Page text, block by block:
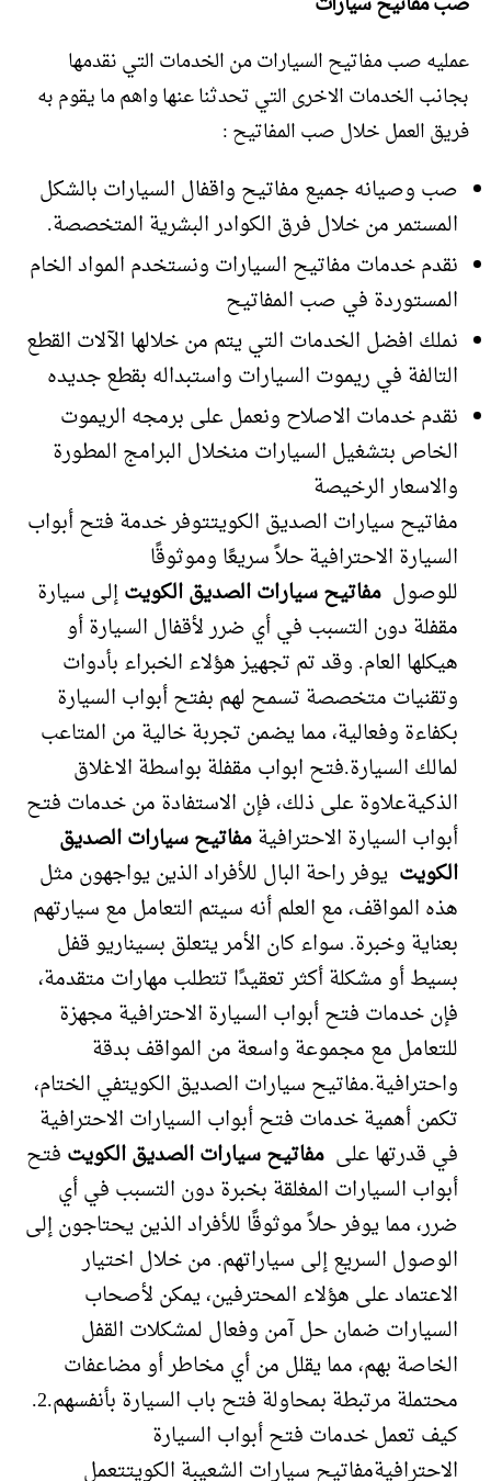
عمليه صب مفاتيح السيارات من الخدمات التي نقدمها
بجانب الخدمات الاخرى التي تحدثنا عنها واهم ما يقوم به
فريق العمل خلال صب المفاتيح :
صب وصيانه جميع مفاتيح واقفال السيارات بالشكل
المستمر من خلال فرق الكوادر البشرية المتخصصة.
نقدم خدمات مفاتيح السيارات ونستخدم المواد الخام
المستوردة في صب المفاتيح
نملك افضل الخدمات التي يتم من خلالها الآلات القطع
التالفة في ريموت السيارات واستبداله بقطع جديده
نقدم خدمات الاصلاح ونعمل على برمجه الريموت
الخاص بتشغيل السيارات منخلال البرامج المطورة
والاسعار الرخيصة
مفاتيح سيارات الصديق الكويتتوفر خدمة فتح أبواب
السيارة الاحترافية حلاً سريعًا وموثوقًا
للوصول مفاتيح سيارات الصديق الكويتإلى سيارة
مقفلة دون التسبب في أي ضرر لأقفال السيارة أو
هيكلها العام. وقد تم تجهيز هؤلاء الخبراء بأدوات
وتقنيات متخصصة تسمح لهم بفتح أبواب السيارة
بكفاءة وفعالية، مما يضمن تجربة خالية من المتاعب
لمالك السيارة.فتح ابواب مقفلة بواسطة الاغلاق
الذكيةعلاوة على ذلك، فإن الاستفادة من خدمات فتح
أبواب السيارة الاحترافيةمفاتيح سيارات الصديق
الكويت يوفر راحة البال للأفراد الذين يواجهون مثل
هذه المواقف، مع العلم أنه سيتم التعامل مع سيارتهم
بعناية وخبرة. سواء كان الأمر يتعلق بسيناريو قفل
بسيط أو مشكلة أكثر تعقيدًا تتطلب مهارات متقدمة،
فإن خدمات فتح أبواب السيارة الاحترافية مجهزة
للتعامل مع مجموعة واسعة من المواقف بدقة
واحترافية.مفاتيح سيارات الصديق الكويتفي الختام،
تكمن أهمية خدمات فتح أبواب السيارات الاحترافية
في قدرتها على مفاتيح سيارات الصديق الكويت فتح
أبواب السيارات المغلقة بخبرة دون التسبب في أي
ضرر، مما يوفر حلاً موثوقًا للأفراد الذين يحتاجون إلى
الوصول السريع إلى سياراتهم. من خلال اختيار
الاعتماد على هؤلاء المحترفين، يمكن لأصحاب
السيارات ضمان حل آمن وفعال لمشكلات القفل
الخاصة بهم، مما يقلل من أي مخاطر أو مضاعفات
محتملة مرتبطة بمحاولة فتح باب السيارة بأنفسهم.2.
كيف تعمل خدمات فتح أبواب السيارة
الاحترافيةمفاتيح سيارات الشعيبة الكويتتعمل